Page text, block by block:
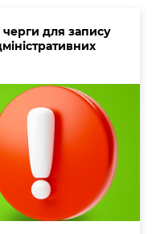
черги для запису